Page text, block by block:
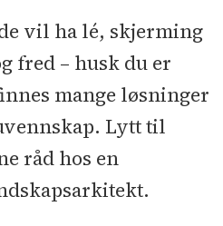
vil ha lé, skjerming
fred – husk du er
mange løsninger
Lytt til
råd hos en